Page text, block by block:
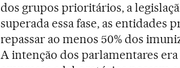
dos grupos prioritários, a
superada essa fase, as entidades
repassar ao menos 50% dos
A intenção dos parlamentares era